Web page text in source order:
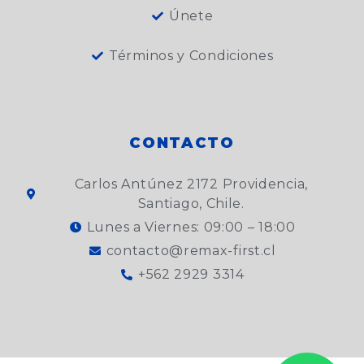
Únete
Términos y Condiciones
CONTACTO
Carlos Antúnez 2172 Providencia,
Santiago, Chile.
Lunes a Viernes: 09:00 – 18:00
contacto@remax-first.cl
+562 2929 3314